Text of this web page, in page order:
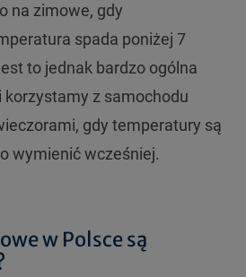
na zimowe, gdy
spada poniżej 7
to jednak bardzo ogólna
z samochodu
gdy temperatury są
wymienić wcześniej.
w Polsce są